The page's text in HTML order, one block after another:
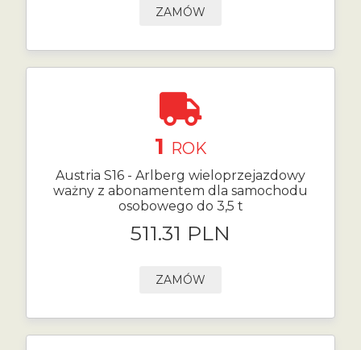
ZAMÓW
1 ROK
Austria S16 - Arlberg wieloprzejazdowy
ważny z abonamentem dla samochodu
osobowego do 3,5 t
511.31 PLN
ZAMÓW